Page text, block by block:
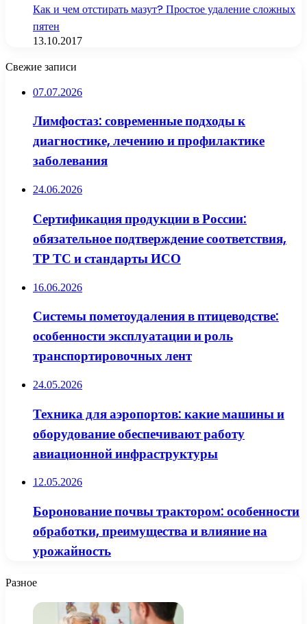
Как и чем отстирать мазут? Простое удаление сложных
пятен
13.10.2017
Свежие записи
07.07.2026
Лимфостаз: современные подходы к
диагностике, лечению и профилактике
заболевания
24.06.2026
Сертификация продукции в России:
обязательное подтверждение соответствия,
ТР ТС и стандарты ИСО
16.06.2026
Системы пометоудаления в птицеводстве:
особенности эксплуатации и роль
транспортировочных лент
24.05.2026
Техника для аэропортов: какие машины и
оборудование обеспечивают работу
авиационной инфраструктуры
12.05.2026
Боронование почвы трактором: особенности
обработки, преимущества и влияние на
урожайность
Разное